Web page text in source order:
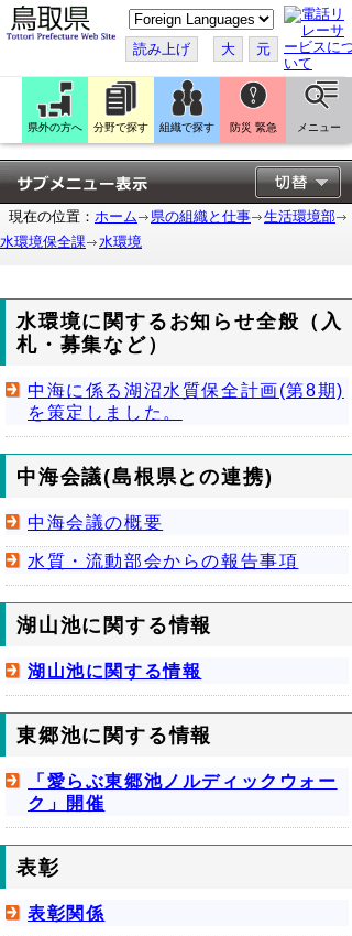
こ
の
ペ
ー
ジ
翻
訳
す
る
読み上げ 大 元
県外の方へ 分野で探す 組織で探す 防災 緊急 メニュー
現在の位置： ホーム 県の組織と仕事
生活環境部
水環境保全課
水環境
水環境に関するお知らせ全般（入
札・募集など）
中海に係る湖沼水質保全計画(第8期)
を策定しました。
中海会議(島根県との連携)
中海会議の概要
水質・流動部会からの報告事項
湖山池に関する情報
湖山池に関する情報
東郷池に関する情報
「愛らぶ東郷池ノルディックウォー
ク」開催
表彰
表彰関係